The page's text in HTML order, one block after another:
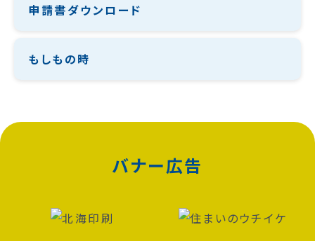
申請書ダウンロード
もしもの時
バナー広告